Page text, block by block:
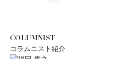
COLUMNIST
コラムニスト紹介